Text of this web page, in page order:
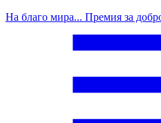
На благо мира... Премия за